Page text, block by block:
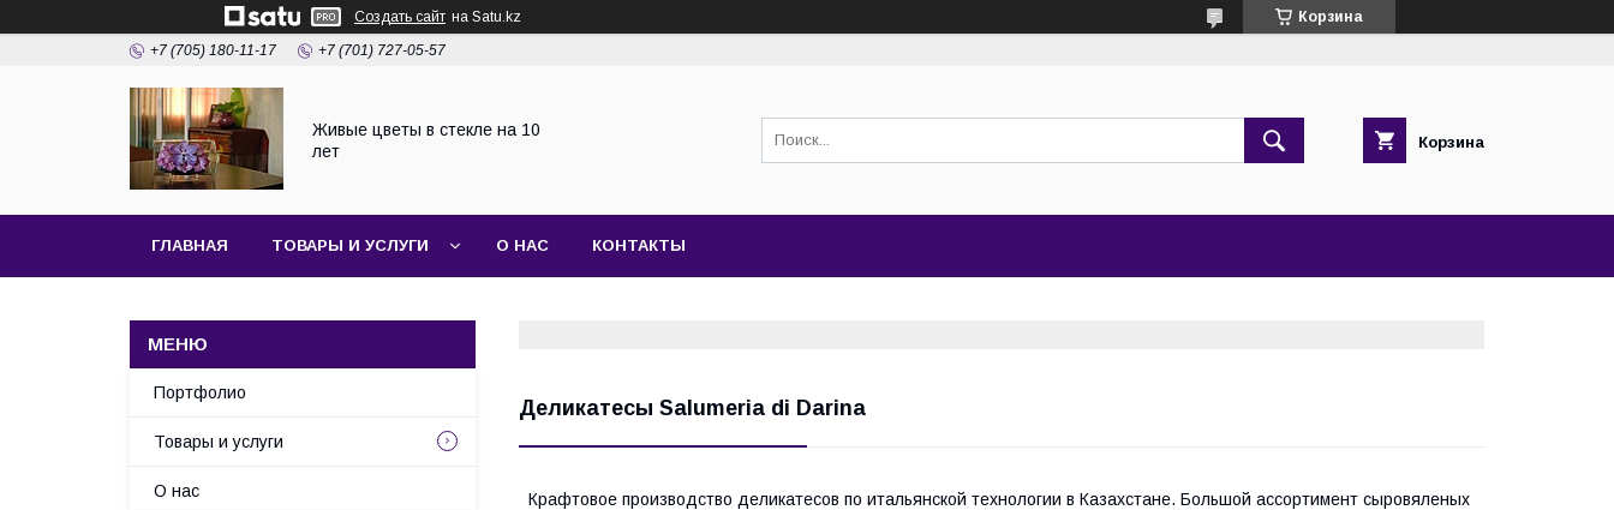
Создать сайт на Satu.kz Корзина
+7 (705) 180-11-17 +7 (701) 727-05-57
Живые цветы в стекле на 10
лет
Корзина
ГЛАВНАЯ ТОВАРЫ И УСЛУГИ О НАС КОНТАКТЫ
Деликатесы Salumeria di Darina
Крафтовое производство деликатесов по итальянской технологии в Казахстане. Большой ассортимент сыровяленых
Портфолио
Товары и услуги
О нас